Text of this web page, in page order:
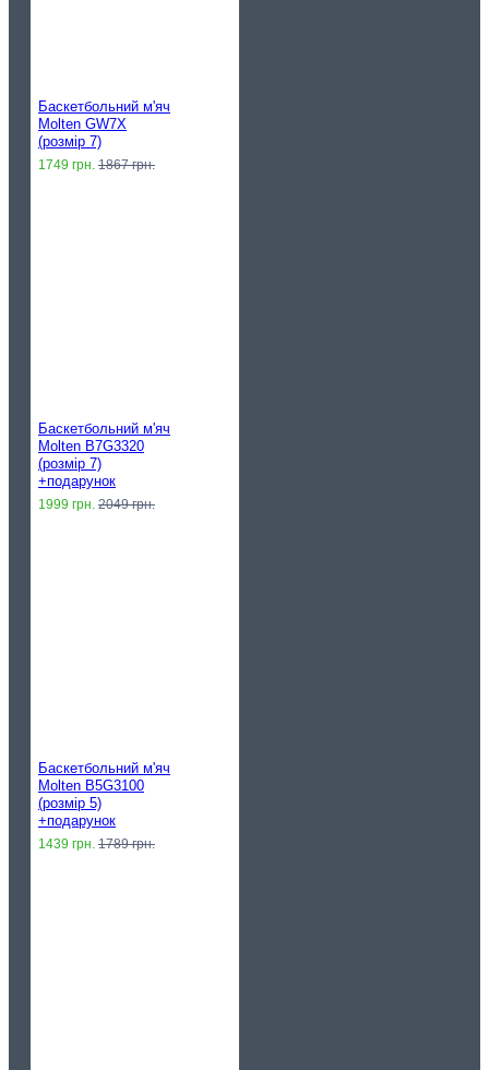
Баскетбольний м'яч
Molten GW7X
(розмір 7)
1749 грн. 1867 грн.
Баскетбольний м'яч
Molten B7G3320
(розмір 7)
+подарунок
1999 грн. 2049 грн.
Баскетбольний м'яч
Molten B5G3100
(розмір 5)
+подарунок
1439 грн. 1789 грн.